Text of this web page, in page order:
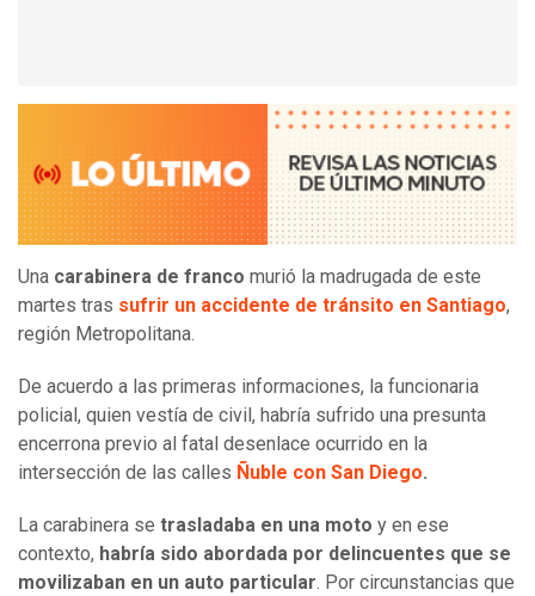
Una carabinera de franco murió la madrugada de este
martes tras sufrir un accidente de tránsito en Santiago,
región Metropolitana.
De acuerdo a las primeras informaciones, la funcionaria
policial, quien vestía de civil, habría sufrido una presunta
encerrona previo al fatal desenlace ocurrido en la
intersección de las calles Ñuble con San Diego.
La carabinera se trasladaba en una moto y en ese
contexto, habría sido abordada por delincuentes que se
movilizaban en un auto particular. Por circunstancias que